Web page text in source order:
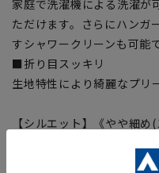
家庭で洗濯機による洗濯が
ただけます。さらにハンガ
すシャワークリーンも可能で
■折り目スッキリ
生地特性により綺麗なプリ
【シルエット】《やや細
【商品に関するご注意】